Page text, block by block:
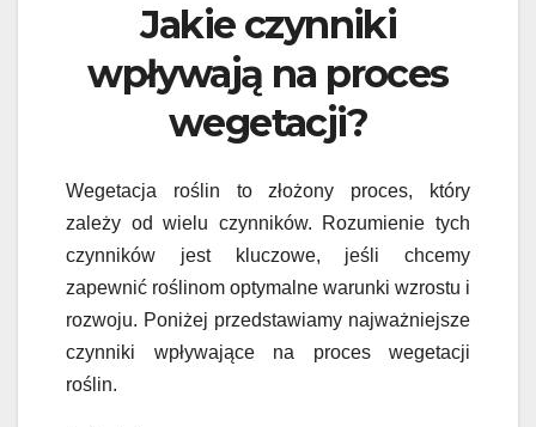
Jakie czynniki
wpływają na proces
wegetacji?
Wegetacja roślin to złożony proces, który
zależy od wielu czynników. Rozumienie tych
czynników jest kluczowe, jeśli chcemy
zapewnić roślinom optymalne warunki wzrostu i
rozwoju. Poniżej przedstawiamy najważniejsze
czynniki wpływające na proces wegetacji
roślin.